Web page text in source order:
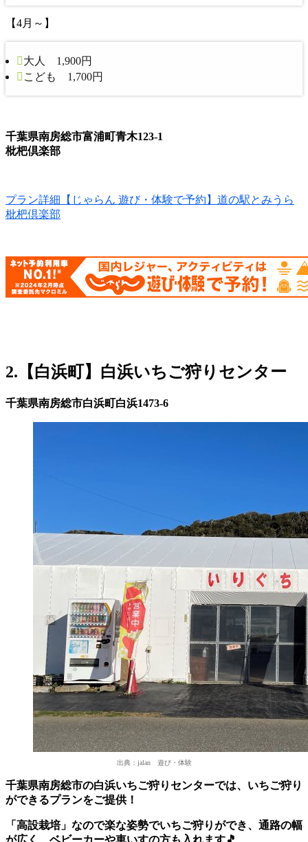
【4月～】
大人 1,900円
こども 1,700円
千葉県南房総市富浦町青木123-1
枇杷倶楽部
プラン詳細【じゃらん 遊び・体験で予約】道の駅とみうら
枇杷倶楽部
2.【白浜町】白浜いちご狩りセンター
千葉県南房総市白浜町白浜1473-6
出典：jalan 遊び・体験
千葉県南房総市の白浜いちご狩りセンターでは、いちご狩り
ができるプランをご提供！
「高設栽培」なので楽な姿勢でいちご狩りができ、通路の幅
が広く、ベビーカーや車いすの方も入れます🎵